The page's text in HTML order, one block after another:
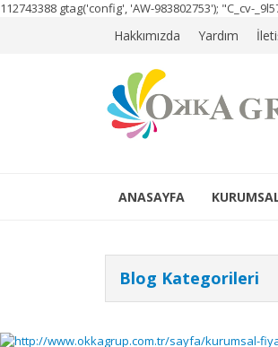
112743388 gtag('config', 'AW-983802753'); "C_cv-
Hakkımızda Yardım
ANASAYFA
Blog Kategorileri